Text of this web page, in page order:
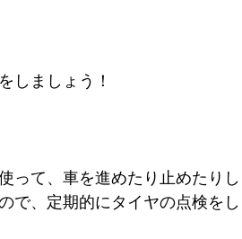
しましょう！
って、車を進めたり止めたり
で、定期的にタイヤの点検を